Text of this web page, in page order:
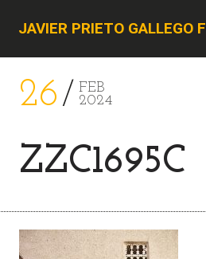
JAVIER PRIETO GALLEGO
26
FEB
2024
ZZC1695C